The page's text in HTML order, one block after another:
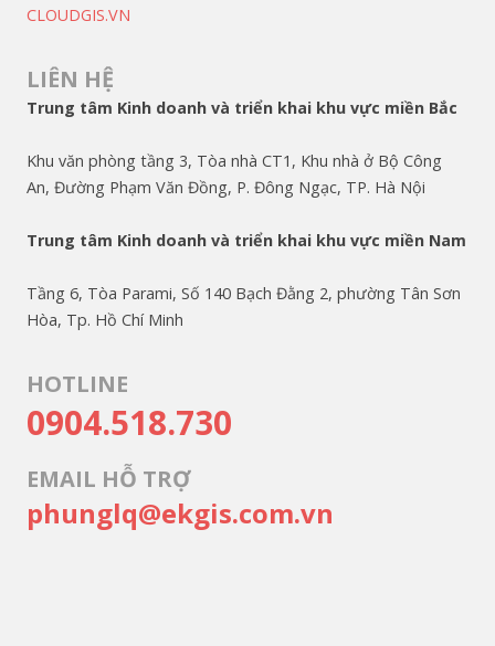
CLOUDGIS.VN
LIÊN HỆ
Trung tâm Kinh doanh và triển khai khu vực miền Bắc
Khu văn phòng tầng 3, Tòa nhà CT1, Khu nhà ở Bộ Công
An, Đường Phạm Văn Đồng, P. Đông Ngạc, TP. Hà Nội
Trung tâm Kinh doanh và triển khai khu vực miền Nam
Tầng 6, Tòa Parami, Số 140 Bạch Đằng 2, phường Tân Sơn
Hòa, Tp. Hồ Chí Minh
HOTLINE
0904.518.730
EMAIL HỖ TRỢ
phunglq@ekgis.com.vn